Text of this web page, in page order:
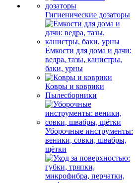
Гигиенические дозаторы
Ёмкости для дома и дачи:
ведра, тазы, канистры,
баки, урны
Ковры и коврики
Пылесборники
Уборочные инструменты:
веники, совки, швабры,
щётки